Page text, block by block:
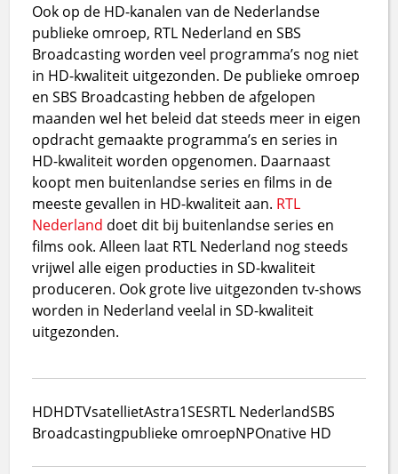
Ook op de HD-kanalen van de Nederlandse
publieke omroep, RTL Nederland en SBS
Broadcasting worden veel programma’s nog niet
in HD-kwaliteit uitgezonden. De publieke omroep
en SBS Broadcasting hebben de afgelopen
maanden wel het beleid dat steeds meer in eigen
opdracht gemaakte programma’s en series in
HD-kwaliteit worden opgenomen. Daarnaast
koopt men buitenlandse series en films in de
meeste gevallen in HD-kwaliteit aan. RTL
Nederland doet dit bij buitenlandse series en
films ook. Alleen laat RTL Nederland nog steeds
vrijwel alle eigen producties in SD-kwaliteit
produceren. Ook grote live uitgezonden tv-shows
worden in Nederland veelal in SD-kwaliteit
uitgezonden.
HDHDTVsatellietAstra1SESRTL NederlandSBS
Broadcastingpublieke omroepNPOnative HD